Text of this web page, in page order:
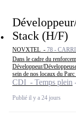
Stack (H/F)
NOVXTEL - 78 -
Dans le cadre du
Développeur/
sein de nos locaux du Parc
CDI - Temps plein
Publié il y a 24 jours